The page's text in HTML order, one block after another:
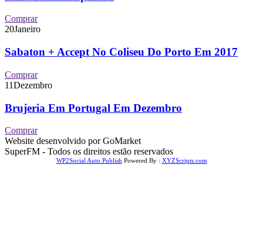
Comprar
20Janeiro
Sabaton + Accept No Coliseu Do Porto Em 2017
Comprar
11Dezembro
Brujeria Em Portugal Em Dezembro
Comprar
Website desenvolvido por GoMarket
SuperFM - Todos os direitos estão reservados
WP2Social Auto Publish Powered By : XYZScripts.com